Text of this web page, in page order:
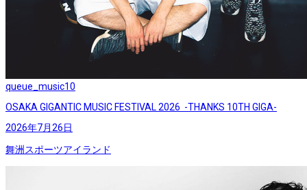
queue_music10
OSAKA GIGANTIC MUSIC FESTIVAL 2026 -THANKS 10TH GIGA-
2026年7月26日
舞洲スポーツアイランド